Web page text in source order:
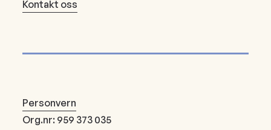
Kontakt oss
Personvern
Org.nr: 959 373 035